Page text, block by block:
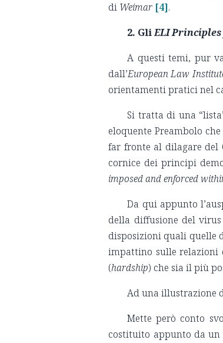
di Weimar [4].
2. GliELI
A questi temi, pur
dall’European Law
orientamenti pratici nel
Si tratta di una
eloquente Preambolo
far fronte al dilagare del
cornice dei principi
imposed and enforced
Da qui appunto
della diffusione del
disposizioni quali quelle
impattino sulle relazioni
(hardship) che sia il più
Ad una illustrazione
Mette però conto
costituito appunto da un